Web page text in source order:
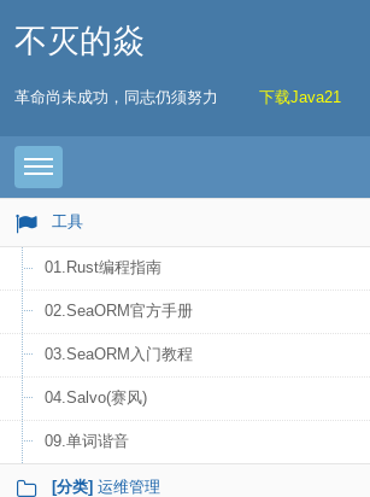
不灭的焱
革命尚未成功，同志仍须努力 下载Java21
Toggle navigation
工具
01.Rust编程指南
02.SeaORM官方手册
03.SeaORM入门教程
04.Salvo(赛风)
09.单词谐音
[分类] 运维管理